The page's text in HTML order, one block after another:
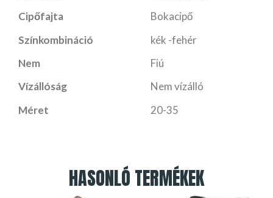
Cipőfajta
Bokacipő
Színkombináció
kék -fehér
Nem
Fiú
Vízállóság
Nem vízálló
Méret
20-35
HASONLÓ TERMÉKEK